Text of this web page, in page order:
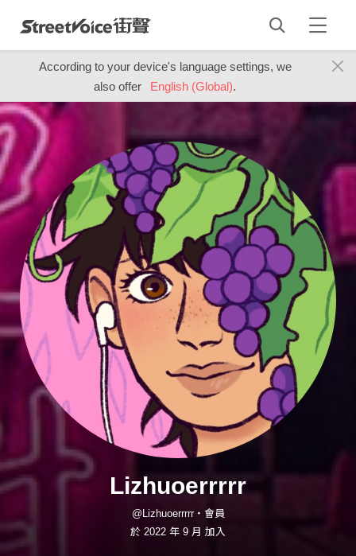
According to your device's language settings, we
also offer
English (Global).
Lizhuoerrrrr
@Lizhuoerrrrr・會員
於 2022 年 9 月 加入